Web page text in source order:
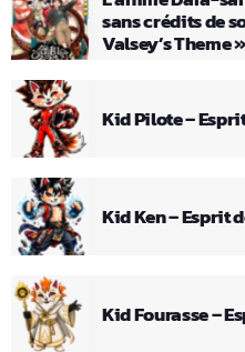
sans crédits de
Valsey’s Theme »
Kid Pilote –
Kid Ken – Esprit
Kid Fourasse –